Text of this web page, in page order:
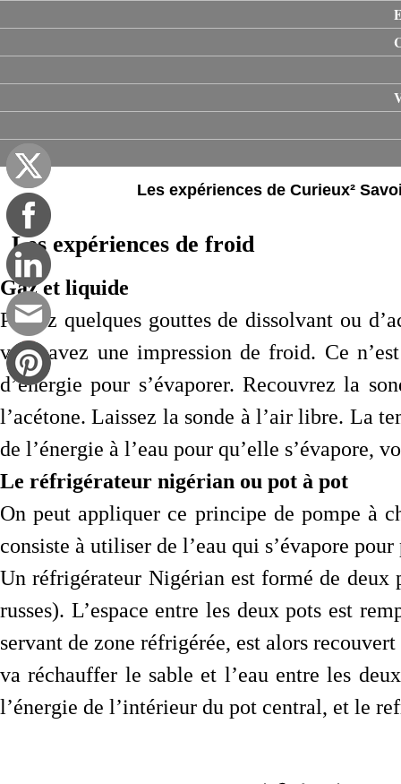
Les expériences de Curieux²
Les expériences de froid
Gaz et liquide
Placez quelques gouttes de dissolvant ou
vous avez une impression de froid. Ce
d’énergie pour s’évaporer. Recouvrez la
l’acétone. Laissez la sonde à l’air libre. La
de l’énergie à l’eau pour qu’elle s’évapore,
Le réfrigérateur nigérian ou pot à pot
On peut appliquer ce principe de pompe à
consiste à utiliser de l’eau qui s’évapore
Un réfrigérateur Nigérian est formé de deux
russes). L’espace entre les deux pots est
servant de zone réfrigérée, est alors
va réchauffer le sable et l’eau entre les
l’énergie de l’intérieur du pot central, et le